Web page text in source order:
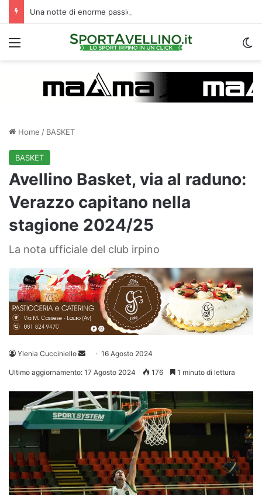
Menu
Home / BASKET
BASKET
Avellino Basket, via al raduno:
Verazzo capitano nella
stagione 2024/25
La nota ufficiale del club irpino
Ylenia Cucciniello
Invia 16 Agosto 2024
Ultimo aggiornamento: 17 Agosto 2024 176 1 minuto di lettura